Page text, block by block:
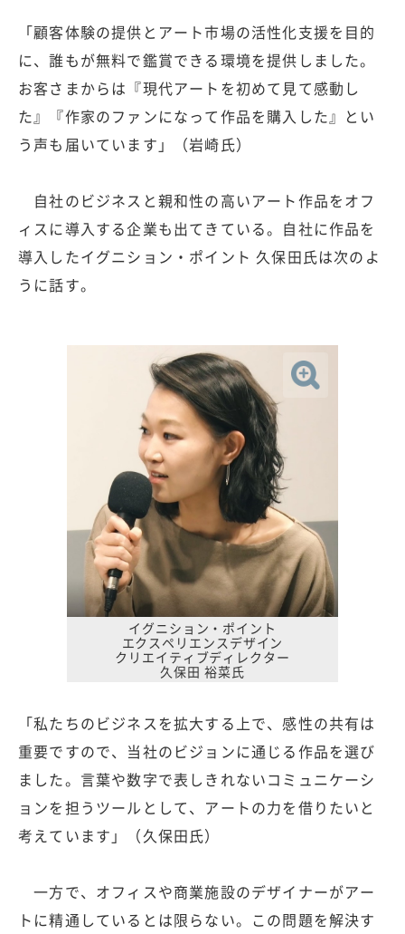
「顧客体験の提供とアート市場の活性化支援を目的
に、誰もが無料で鑑賞できる環境を提供しました。
お客さまからは『現代アートを初めて見て感動し
た』『作家のファンになって作品を購入した』とい
う声も届いています」（岩崎氏）
自社のビジネスと親和性の高いアート作品をオフ
ィスに導入する企業も出てきている。自社に作品を
導入したイグニション・ポイント 久保田氏は次のよ
うに話す。
イグニション・ポイント
エクスペリエンスデザイン
クリエイティブディレクター
久保田 裕菜氏
「私たちのビジネスを拡大する上で、感性の共有は
重要ですので、当社のビジョンに通じる作品を選び
ました。言葉や数字で表しきれないコミュニケーシ
ョンを担うツールとして、アートの力を借りたいと
考えています」（久保田氏）
一方で、オフィスや商業施設のデザイナーがアー
トに精通しているとは限らない。この問題を解決す